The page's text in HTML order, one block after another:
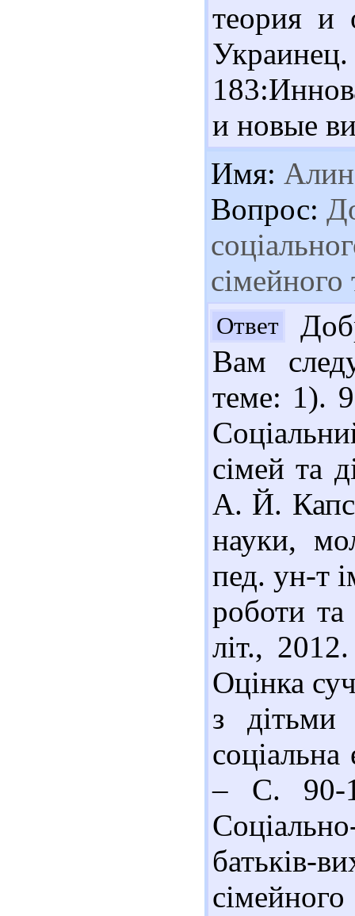
теория и
и новые
Имя:
Вопрос:
сімейного
Ответ
Вам
теме: 1).
сімей та
А. Й.
науки,
пед. ун-т
роботи
літ.,
Оцінка
з
– С. 90-
батьків-